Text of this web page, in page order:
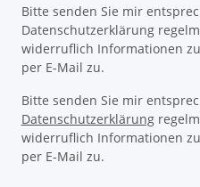
Bitte senden Sie mir
Datenschutzerklärung
widerruflich Informationen
per E-Mail zu.
Bitte senden Sie mir
Datenschutzerklärung
widerruflich Informationen
per E-Mail zu.